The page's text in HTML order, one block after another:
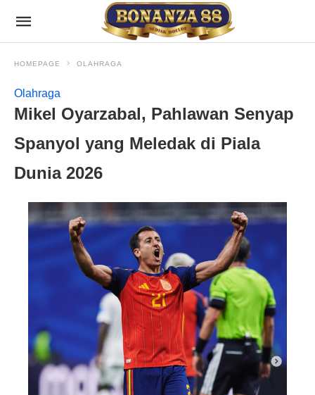
HOMEPAGE OLAHRAGA
Olahraga
Mikel Oyarzabal, Pahlawan Senyap
Spanyol yang Meledak di Piala
Dunia 2026